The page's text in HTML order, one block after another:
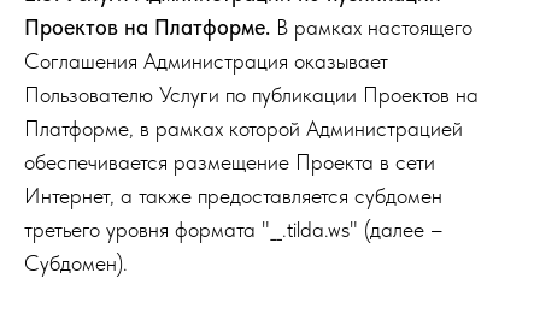
Проектов на Платформе. В рамках настоящего
Соглашения Администрация оказывает
Пользователю Услуги по публикации Проектов на
Платформе, в рамках которой Администрацией
обеспечивается размещение Проекта в сети
Интернет, а также предоставляется субдомен
третьего уровня формата "__.tilda.ws" (далее –
Субдомен).